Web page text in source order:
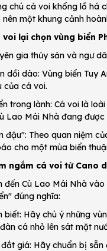
chú cá voi khổng lồ há
một khung cảnh
lại chọn vùng biển
gia thủy sản và ngư
dồi dào: Vùng biển Tuy
của cá voi.
trong lành: Cá voi là
Lao Mái Nhà đang
đậu": Theo quan niệm
cho một mùa biển
ngắm cá voi từ Cano
đến Cù Lao Mái Nhà
đúng nghĩa:
biết: Hãy chú ý những
cá nhỏ lên sát mặt
giá: Hãy chuẩn bị